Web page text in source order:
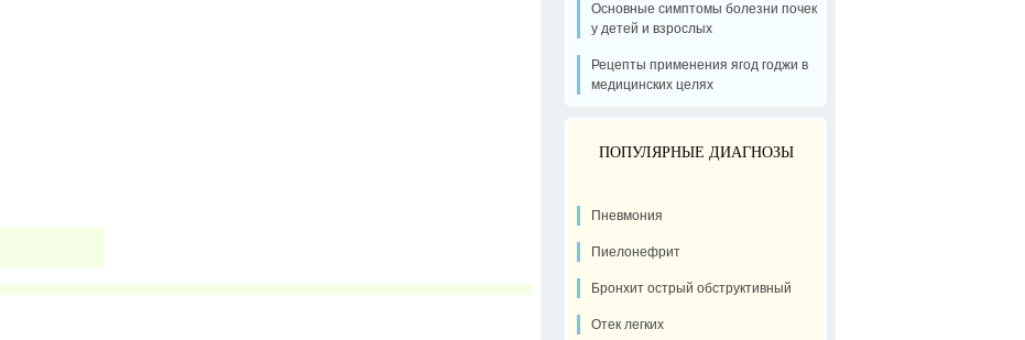
Основные симптомы болезни почек
у детей и взрослых
Рецепты применения ягод годжи в
медицинских целях
ПОПУЛЯРНЫЕ ДИАГНОЗЫ
Пневмония
Пиелонефрит
Бронхит острый обструктивный
Отек легких